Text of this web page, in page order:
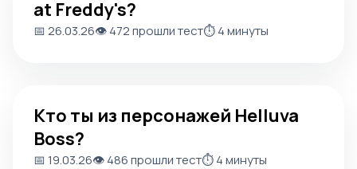
at Freddy's?
📅 26.03.26👁️ 472 прошли тест⏱️ 4 минуты
Кто ты из персонажей Helluva
Boss?
📅 19.03.26👁️ 486 прошли тест⏱️ 4 минуты